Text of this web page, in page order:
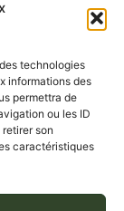
technologies
informations des
permettra de
ou les ID
son
caractéristiques